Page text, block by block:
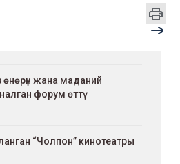
өнөрүн жана маданий
форум өттү
“Чолпон” кинотеатры